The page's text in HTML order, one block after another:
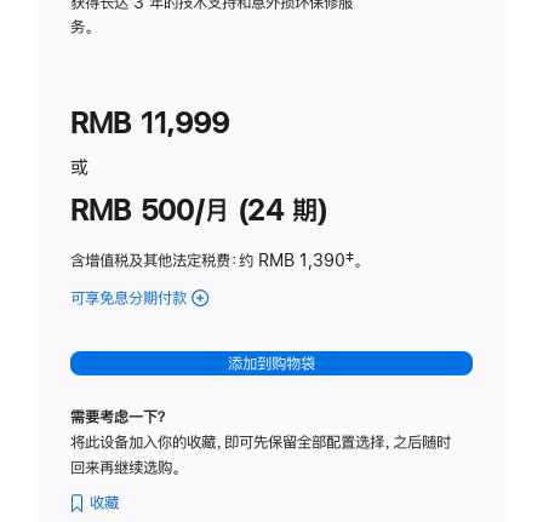
务。
RMB 11,999
或
RMB 500/月 (24 期)
含增值税及其他法定税费：约 RMB 1,390脚
‡。
可享免息分期付款 (Studio
-
标
璃
添加到购物袋
需要考虑一下？
将此设备加入你的收藏，即可先保留全部配置选择，之后随时
回来再继续选购。
收藏